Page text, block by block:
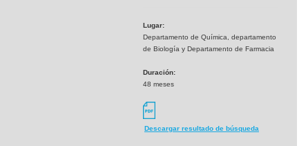
Lugar:
Departamento de Química, departamento
de Biología y Departamento de Farmacia
Duración:
48 meses
Descargar resultado de búsqueda